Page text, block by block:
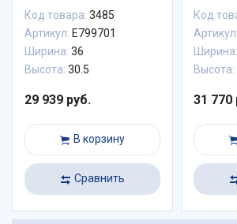
Код товара: 3485
Артикул: E799701
Ширина: 36
Высота: 30.5
29 939 руб.
В корзину
Сравнить
Код
Артикул:
Ширина:
Высота:
31 770